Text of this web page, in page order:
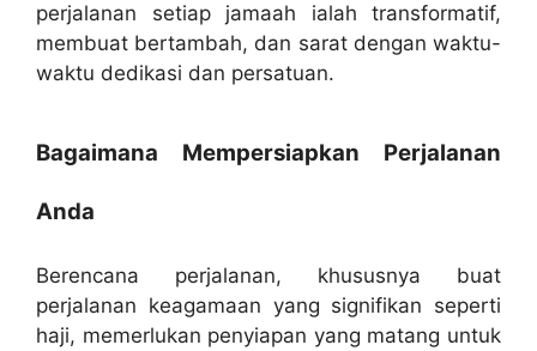
perjalanan setiap jamaah ialah transformatif,
membuat bertambah, dan sarat dengan waktu-
waktu dedikasi dan persatuan.
Bagaimana Mempersiapkan Perjalanan
Anda
Berencana perjalanan, khususnya buat
perjalanan keagamaan yang signifikan seperti
haji, memerlukan penyiapan yang matang untuk